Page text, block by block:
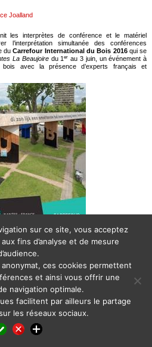
Joalland
les interprètes de conférence et le matériel
l’interprétation simultanée des conférences
du Carrefour International du Bois 2016qui se
La Beaujoiredu 1er au 3 juin, un événement à
bois avec la présence d’experts français et
Informations et actualité
Informazione e
e informaciones,Notícias e informações
WhatsAppPinterest
sur ce site, vous acceptez
fins d’analyse et de mesure
ces cookies permettent
et ainsi vous offrir une
navigation optimale.
facilitent par ailleurs le partage
les réseaux sociaux.